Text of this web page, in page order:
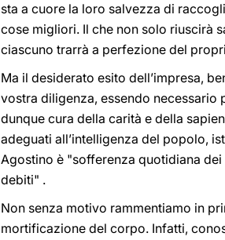
sta a cuore la loro salvezza di
cose migliori. Il che non solo riuscirà
ciascuno trarrà a perfezione del
Ma il desiderato esito dell’impresa,
vostra diligenza, essendo
dunque cura della carità e della
adeguati all’intelligenza del popolo,
Agostino è "sofferenza quotidiana
debiti" .
Non senza motivo rammentiamo in
mortificazione del corpo. Infatti,